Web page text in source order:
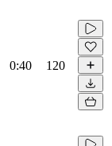
0:40 120